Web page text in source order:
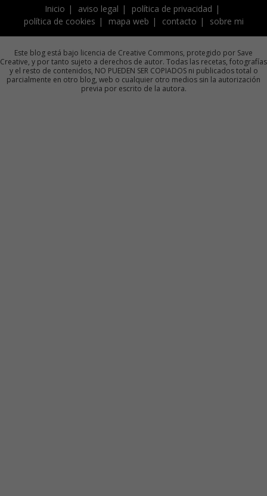
Inicio aviso legal
política de privacidad
política de cookies
mapa web contacto sobre mi
Este blog está bajo licencia de Creative Commons, protegido por Save
Creative, y por tanto sujeto a derechos de autor. Todas las recetas, fotografías
y el resto de contenidos, NO PUEDEN SER COPIADOS ni publicados total o
parcialmente en otro blog, web o cualquier otro medios sin la autorización
previa por escrito de la autora.